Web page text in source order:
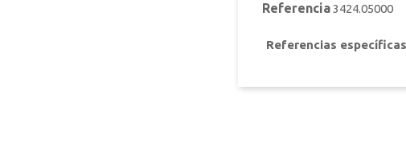
Referencia3424.05000
Referencias específicas